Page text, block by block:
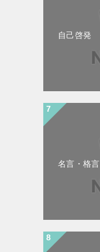
自己啓発
名言・格言